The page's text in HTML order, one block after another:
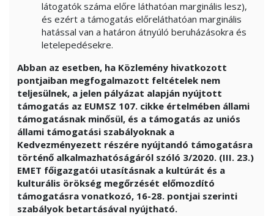
látogatók száma előre láthatóan marginális lesz),
és ezért a támogatás előreláthatóan marginális
hatással van a határon átnyúló beruházásokra és
letelepedésekre.
Abban az esetben, ha Közlemény hivatkozott
pontjaiban megfogalmazott feltételek nem
teljesülnek, a jelen pályázat alapján nyújtott
támogatás az EUMSZ 107. cikke értelmében állami
támogatásnak minősül, és a támogatás az uniós
állami támogatási szabályoknak a
Kedvezményezett részére nyújtandó támogatásra
történő alkalmazhatóságáról szóló 3/2020. (III. 23.)
EMET főigazgatói utasításnak a kultúrát és a
kulturális örökség megőrzését előmozdító
támogatásra vonatkozó, 16-28. pontjai szerinti
szabályok betartásával nyújtható.